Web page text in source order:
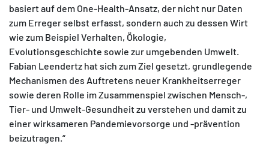
basiert auf dem One-Health-Ansatz, der nicht nur Daten
zum Erreger selbst erfasst, sondern auch zu dessen Wirt
wie zum Beispiel Verhalten, Ökologie,
Evolutionsgeschichte sowie zur umgebenden Umwelt.
Fabian Leendertz hat sich zum Ziel gesetzt, grundlegende
Mechanismen des Auftretens neuer Krankheitserreger
sowie deren Rolle im Zusammenspiel zwischen Mensch-,
Tier- und Umwelt-Gesundheit zu verstehen und damit zu
einer wirksameren Pandemievorsorge und -prävention
beizutragen.“